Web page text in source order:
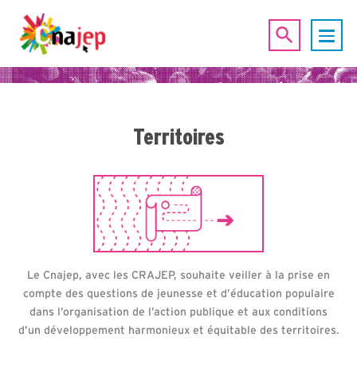
Territoires
Le Cnajep, avec les CRAJEP, souhaite veiller à la prise en
compte des questions de jeunesse et d’éducation populaire
dans l’organisation de l’action publique et aux conditions
d’un développement harmonieux et équitable des territoires.